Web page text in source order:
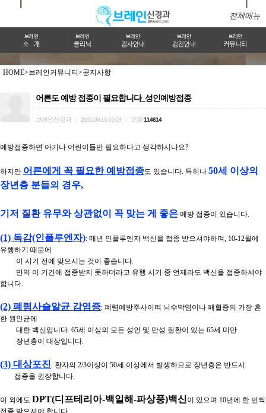
전체메뉴
HOME>브레인커뮤니티>공지사항
어른도 예방 접종이 필요합니다_성인예방접종
브레인신경과 2015.09.16 15:03 조회 114614
예방접종하면 아기나 어린이들만 필요하다고 생각하시나요?
하지만 어른에게 꼭 필요한 예방접종도 있습니다. 특히나 50세 이상의
장년층 분들의 경우,
기저 질환 유무와 상관없이 꼭 맞는 게 좋은 예방 접종이 있습니다.
(1) 독감(인플루엔자): 매년 인플루엔자 백신을 접종 받으셔야하며, 10-12월에
유행하기 때문에
이 시기 전에 맞으시는 것이 좋습니다.
만약 이 기간에 접종받지 못하더라고 유행 시기 중 언제라도 백신을 접종하셔야
합니다.
(2) 폐렴사슬알균 감염증: 폐렴예방주사이며 뇌수막염이나 패혈증의 가장 흔
한 원인균에
대한 백신입니다. 65세 이상의 모든 성인 및 만성 질환이 있는 65세 미만
장년층이 대상입니다.
(3) 대상포진 : 환자의 2/3이상이 50세 이상에서 발생하므로 장년층은 반드시
접종을 권장합니다.
이 외에도 DPT(디프테리아-백일해-파상풍)백신 이 있으며 10년에 한 번씩
접종 받으셔야 합니다.